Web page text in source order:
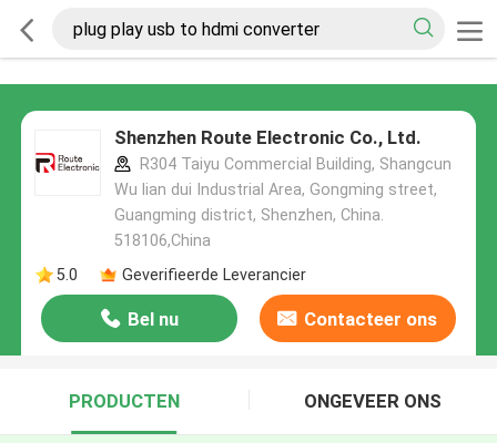
Shenzhen Route Electronic Co., Ltd.
R304 Taiyu Commercial Building, Shangcun
Wu lian dui Industrial Area, Gongming street,
Guangming district, Shenzhen, China.
518106,China
5.0
Geverifieerde Leverancier
Bel nu Contacteer ons
PRODUCTEN ONGEVEER ONS